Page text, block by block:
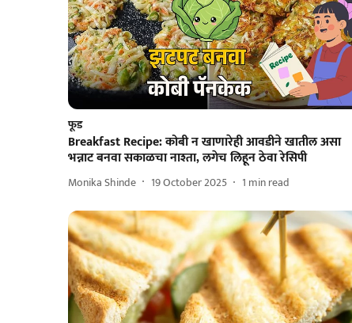
फूड
Breakfast Recipe: कोबी न खाणारेही आवडीने खातील असा
भन्नाट बनवा सकाळचा नाश्ता, लगेच लिहून ठेवा रेसिपी
Monika Shinde 19 October 2025 1 min read